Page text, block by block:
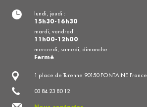
1 place de Turenne 90150 FONTAINE France
03 84 23 80 12
lundi, jeudi :
15h30-16h30
mardi, vendredi :
11h00-12h00
mercredi, samedi, dimanche :
Fermé